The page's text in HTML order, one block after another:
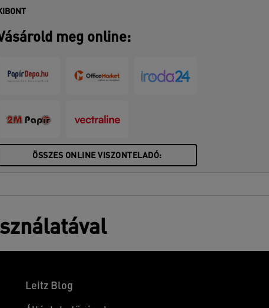
meg online:
ÖSSZES ONLINE VISZONTELADÓ:
Leitz Blog